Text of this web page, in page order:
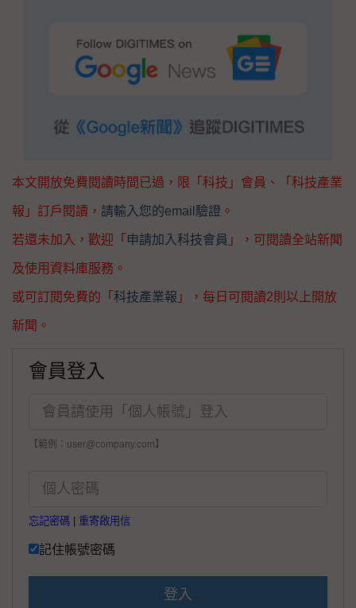
本文開放免費閱讀時間已過，限「科技」會員、「科技產業
報」訂戶閱讀， 請輸入您的email驗證 。
若還未加入，歡迎「 申請加入科技會員 」，可閱讀全站新聞
及使用資料庫服務。
或可訂閱免費的「 科技產業報 」，每日可閱讀2則以上開放
新聞。
會員登入
【範例：user@company.com】
忘記密碼 重寄啟用信
記住帳號密碼
登入